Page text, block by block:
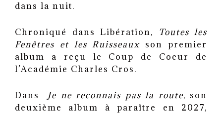
dans la nuit.
Chroniqué dans Libération,
Toutes les
Fenêtres et les Ruisseaux son premier
album a reçu le Coup de Coeur de
l’Académie Charles Cros.
Dans Je ne reconnais pas la route, son
deuxième album à paraître en 2027,